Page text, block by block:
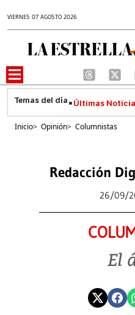
VIERNES 07 AGOSTO 2026
Últimas
Inicio> Opinión> Columnistas
Redacción
26/09/
El